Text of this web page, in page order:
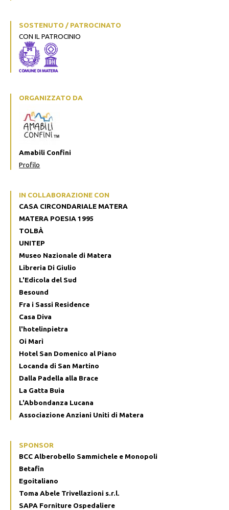
SOSTENUTO / PATROCINATO
CON IL PATROCINIO
ORGANIZZATO DA
Amabili Confini
Profilo
IN COLLABORAZIONE CON
CASA CIRCONDARIALE MATERA
MATERA POESIA 1995
TOLBÀ
UNITEP
Museo Nazionale di Matera
Libreria Di Giulio
L'Edicola del Sud
Besound
Fra i Sassi Residence
Casa Diva
l'hotelinpietra
Oi Marì
Hotel San Domenico al Piano
Locanda di San Martino
Dalla Padella alla Brace
La Gatta Buia
L'Abbondanza Lucana
Associazione Anziani Uniti di Matera
SPONSOR
BCC Alberobello Sammichele e Monopoli
Betafin
Egoitaliano
Toma Abele Trivellazioni s.r.l.
SAPA Forniture Ospedaliere